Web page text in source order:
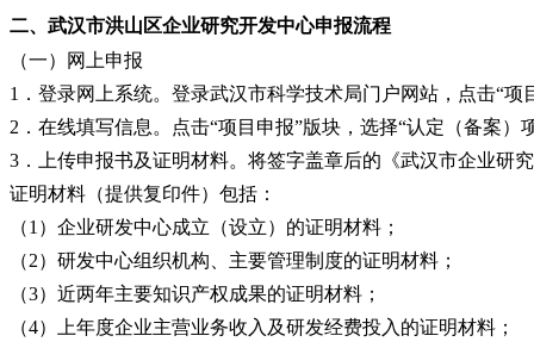
二、 武汉市洪山区企业研究开发中心申报流程
（一）网上申报
1．登录网上系统。登录武汉市科学技术局门户网站，点击“
2．在线填写信息。点击“项目申报”版块，选择“认定（备案
3．上传申报书及证明材料。将签字盖章后的《武汉市企业研
证明材料（提供复印件）包括：
（1）企业研发中心成立（设立）的证明材料；
（2）研发中心组织机构、主要管理制度的证明材料；
（3）近两年主要知识产权成果的证明材料；
（4）上年度企业主营业务收入及研发经费投入的证明材料；